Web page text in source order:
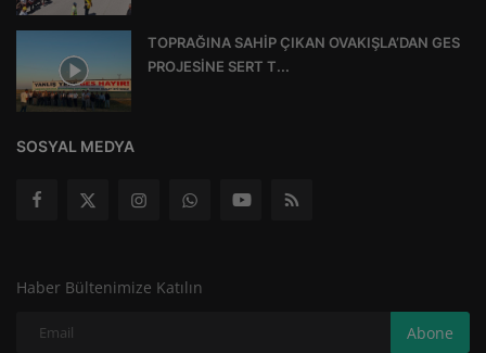
TOPRAĞINA SAHİP ÇIKAN OVAKIŞLA’DAN GES
PROJESİNE SERT T...
SOSYAL MEDYA
Haber Bültenimize Katılın
Abone